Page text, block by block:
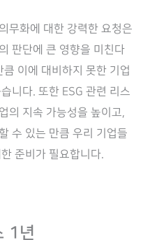
무화에 대한 강력한 요청은
판단에 큰 영향을 미친다
이에 대비하지 못한 기업
니다. 또한 ESG 관련 리스
의 지속 가능성을 높이고,
수 있는 만큼 우리 기업들
준비가 필요합니다.
1년